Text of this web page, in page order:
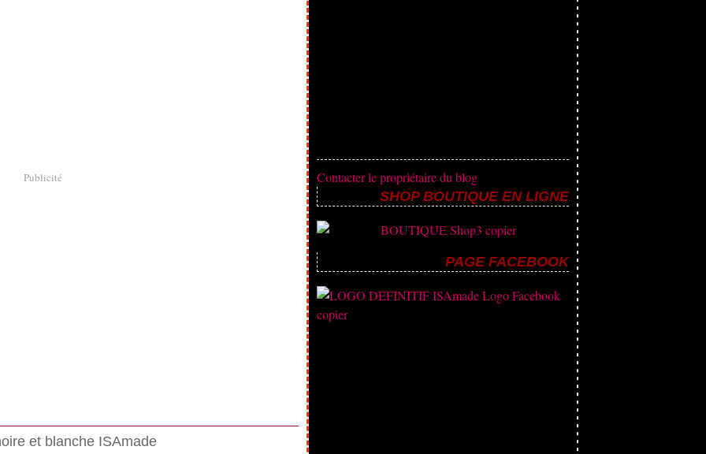
Publicité
et blanche ISAmade
Contacter le propriétaire du blog
SHOP BOUTIQUE EN LIGNE
PAGE FACEBOOK